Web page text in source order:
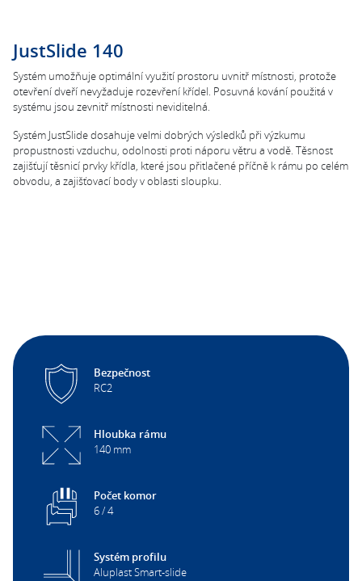
JustSlide 140
Systém umožňuje optimální využití prostoru uvnitř místnosti, protože
otevření dveří nevyžaduje rozevření křídel. Posuvná kování použitá v
systému jsou zevnitř místnosti neviditelná.
Systém JustSlide dosahuje velmi dobrých výsledků při výzkumu
propustnosti vzduchu, odolnosti proti náporu větru a vodě. Těsnost
zajišťují těsnicí prvky křídla, které jsou přitlačené příčně k rámu po celém
obvodu, a zajišťovací body v oblasti sloupku.
Bezpečnost
RC2
Hloubka rámu
140 mm
Počet komor
6 / 4
Systém profilu
Aluplast Smart-slide